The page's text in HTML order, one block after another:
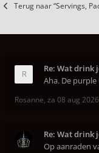
Terug naar “Servings,
Re: Wat drink
Aha. De
Rosanne, za 08 aug
Re: Wat drink
Op aanraden